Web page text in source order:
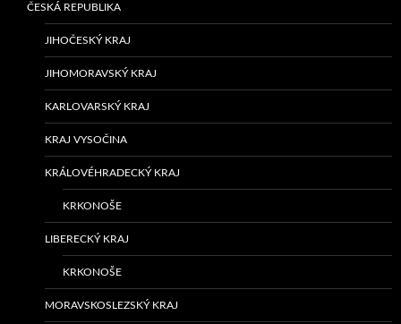
ČESKÁ REPUBLIKA
JIHOČESKÝ KRAJ
JIHOMORAVSKÝ KRAJ
KARLOVARSKÝ KRAJ
KRAJ VYSOČINA
KRÁLOVÉHRADECKÝ KRAJ
KRKONOŠE
LIBERECKÝ KRAJ
KRKONOŠE
MORAVSKOSLEZSKÝ KRAJ